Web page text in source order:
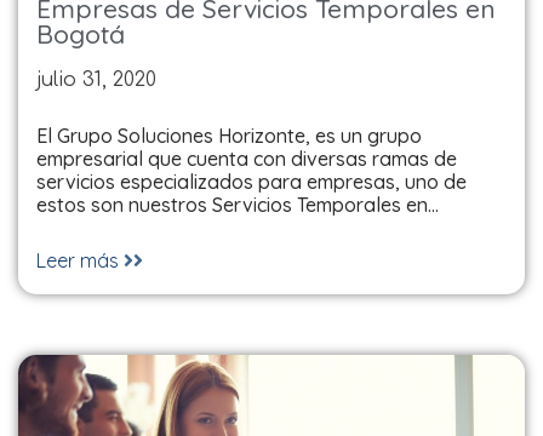
Empresas de Servicios Temporales en
Bogotá
julio 31, 2020
El Grupo Soluciones Horizonte, es un grupo
empresarial que cuenta con diversas ramas de
servicios especializados para empresas, uno de
estos son nuestros Servicios Temporales en…
Leer más